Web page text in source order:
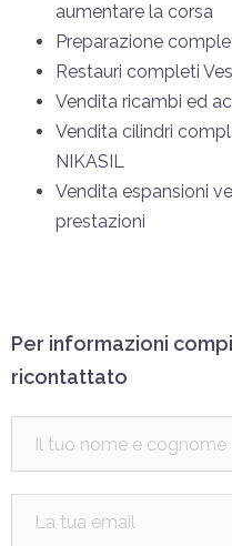
aumentare la corsa
Preparazione
Restauri completi
Vendita ricambi ed
Vendita cilindri
NIKASIL
Vendita espansioni
prestazioni
Per informazioni
ricontattato